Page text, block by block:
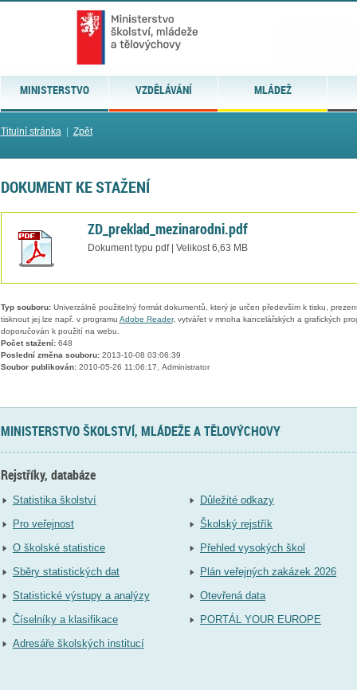
MINISTERSTVO VZDĚLÁVÁNÍ MLÁDEŽ
Titulní stránka| Zpět
DOKUMENT KE STAŽENÍ
ZD_preklad_mezinarodni.pdf
Dokument typu pdf | Velikost 6,63 MB
Typ souboru:Univerzálně použitelný formát dokumentů, který je určen především k tisku,
tisknout jej lze např. v programu Adobe Reader, vytvářet v mnoha kancelářských a grafických
doporučován k použití na webu.
Počet stažení:648
Poslední změna souboru:2013-10-08 03:06:39
Soubor publikován:2010-05-26 11:06:17, Administrator
MINISTERSTVO ŠKOLSTVÍ, MLÁDEŽE A TĚLOVÝCHOVY
Rejstříky, databáze
Statistika školství
Pro veřejnost
O školské statistice
Sběry statistických dat
Statistické výstupy a analýzy
Číselníky a klasifikace
Adresáře školských institucí
Důležité odkazy
Školský rejstřík
Přehled vysokých škol
Plán veřejných zakázek 2026
Otevřená data
PORTÁL YOUR EUROPE